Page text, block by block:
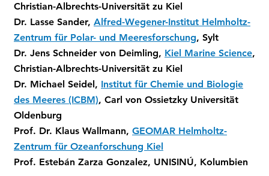
Christian-Albrechts-Universität zu Kiel
Dr. Lasse Sander, Alfred-Wegener-Institut Helmholtz-
Zentrum für Polar- und Meeresforschung, Sylt
Dr. Jens Schneider von Deimling, Kiel Marine Science,
Christian-Albrechts-Universität zu Kiel
Dr. Michael Seidel, Institut für Chemie und Biologie
des Meeres (ICBM), Carl von Ossietzky Universität
Oldenburg
Prof. Dr. Klaus Wallmann, GEOMAR Helmholtz-
Zentrum für Ozeanforschung Kiel
Prof. Estebán Zarza Gonzalez, UNISINÚ, Kolumbien